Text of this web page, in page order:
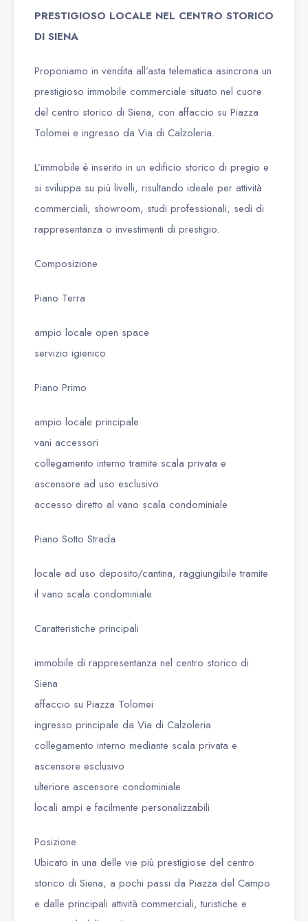
PRESTIGIOSO LOCALE NEL CENTRO STORICO
DI SIENA
Proponiamo in vendita all’asta telematica asincrona un
prestigioso immobile commerciale situato nel cuore
del centro storico di Siena, con affaccio su Piazza
Tolomei e ingresso da Via di Calzoleria.
L’immobile è inserito in un edificio storico di pregio e
si sviluppa su più livelli, risultando ideale per attività
commerciali, showroom, studi professionali, sedi di
rappresentanza o investimenti di prestigio.
Composizione
Piano Terra
ampio locale open space
servizio igienico
Piano Primo
ampio locale principale
vani accessori
collegamento interno tramite scala privata e
ascensore ad uso esclusivo
accesso diretto al vano scala condominiale
Piano Sotto Strada
locale ad uso deposito/cantina, raggiungibile tramite
il vano scala condominiale
Caratteristiche principali
immobile di rappresentanza nel centro storico di
Siena
affaccio su Piazza Tolomei
ingresso principale da Via di Calzoleria
collegamento interno mediante scala privata e
ascensore esclusivo
ulteriore ascensore condominiale
locali ampi e facilmente personalizzabili
Posizione
Ubicato in una delle vie più prestigiose del centro
storico di Siena, a pochi passi da Piazza del Campo
e dalle principali attività commerciali, turistiche e